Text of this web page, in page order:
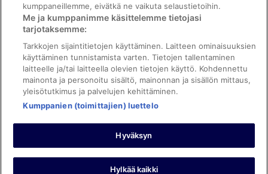
Tuki
Ota yhteyttä
Varauksen muuttaminen tai peruuttaminen
Varaa lento lentoyhtiön hyvityskupongeilla
Hyvityksen hakeminen ja aikarajat
©2026 Expedia, Inc., Expedia Groupin yritys. Kaikki oikeudet
pidätetään. ebookers ja ebookersin logo ovat Expedia, Inc.:n
tavaramerkkejä tai rekisteröityjä tavaramerkkejä.
kumppaneillemme, eivätkä ne vaikuta selaustietoihin.
Me ja kumppanimme käsittelemme tietojasi
tarjotaksemme:
Tarkkojen sijaintitietojen käyttäminen. Laitteen ominaisuuksien
käyttäminen tunnistamista varten. Tietojen tallentaminen
laitteelle ja/tai laitteella olevien tietojen käyttö. Kohdennettu
mainonta ja personoitu sisältö, mainonnan ja sisällön mittaus,
yleisötutkimus ja palvelujen kehittäminen.
Kumppanien (toimittajien) luettelo
Hyväksyn
Hylkää kaikki